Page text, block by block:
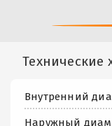
Технические
Внутренний
Наружный